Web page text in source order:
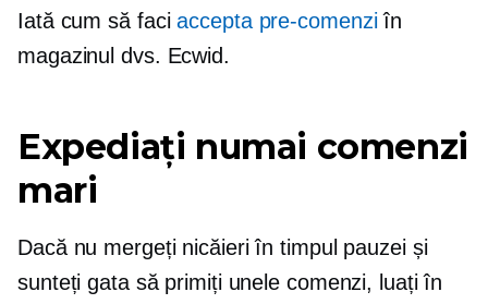
Iată cum să faciaccepta pre-comenziîn
magazinul dvs. Ecwid.
Expediați numai comenzi
mari
Dacă nu mergeți nicăieri în timpul pauzei și
sunteți gata să primiți unele comenzi, luați în